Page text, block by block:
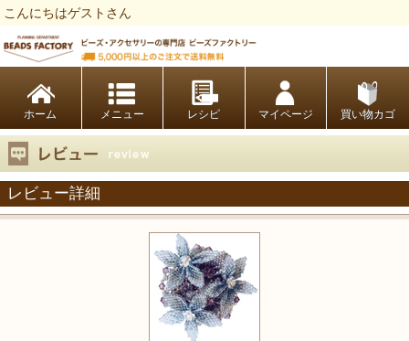
こんにちはゲストさん
ホーム レシピ マイページ 買い物カゴ
レビュー詳細